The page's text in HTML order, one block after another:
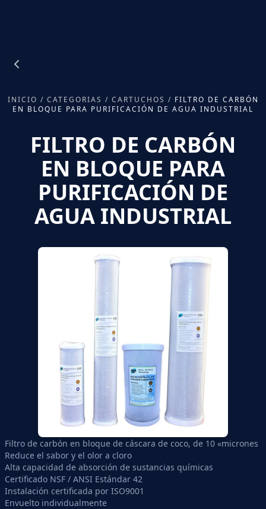
INICIO / CATEGORIAS / CARTUCHOS / FILTRO DE CARBÓN
EN BLOQUE PARA PURIFICACIÓN DE AGUA INDUSTRIAL
FILTRO DE CARBÓN
EN BLOQUE PARA
PURIFICACIÓN DE
AGUA INDUSTRIAL
Filtro de carbón en bloque de cáscara de coco, de 10 «micrones
Reduce el sabor y el olor a cloro
Alta capacidad de absorción de sustancias químicas
Certificado NSF / ANSI Estándar 42
Instalación certificada por ISO9001
Envuelto individualmente